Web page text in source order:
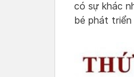
có sự khác
bé phát triển